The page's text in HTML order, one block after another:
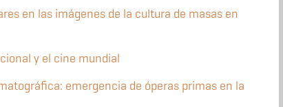
en las imágenes de la cultura de masas en
y el cine mundial
emergencia de óperas primas en la